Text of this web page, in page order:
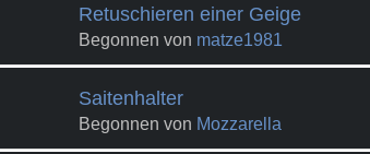
Retuschieren einer Geige
Begonnen von matze1981
Saitenhalter
Begonnen von Mozzarella